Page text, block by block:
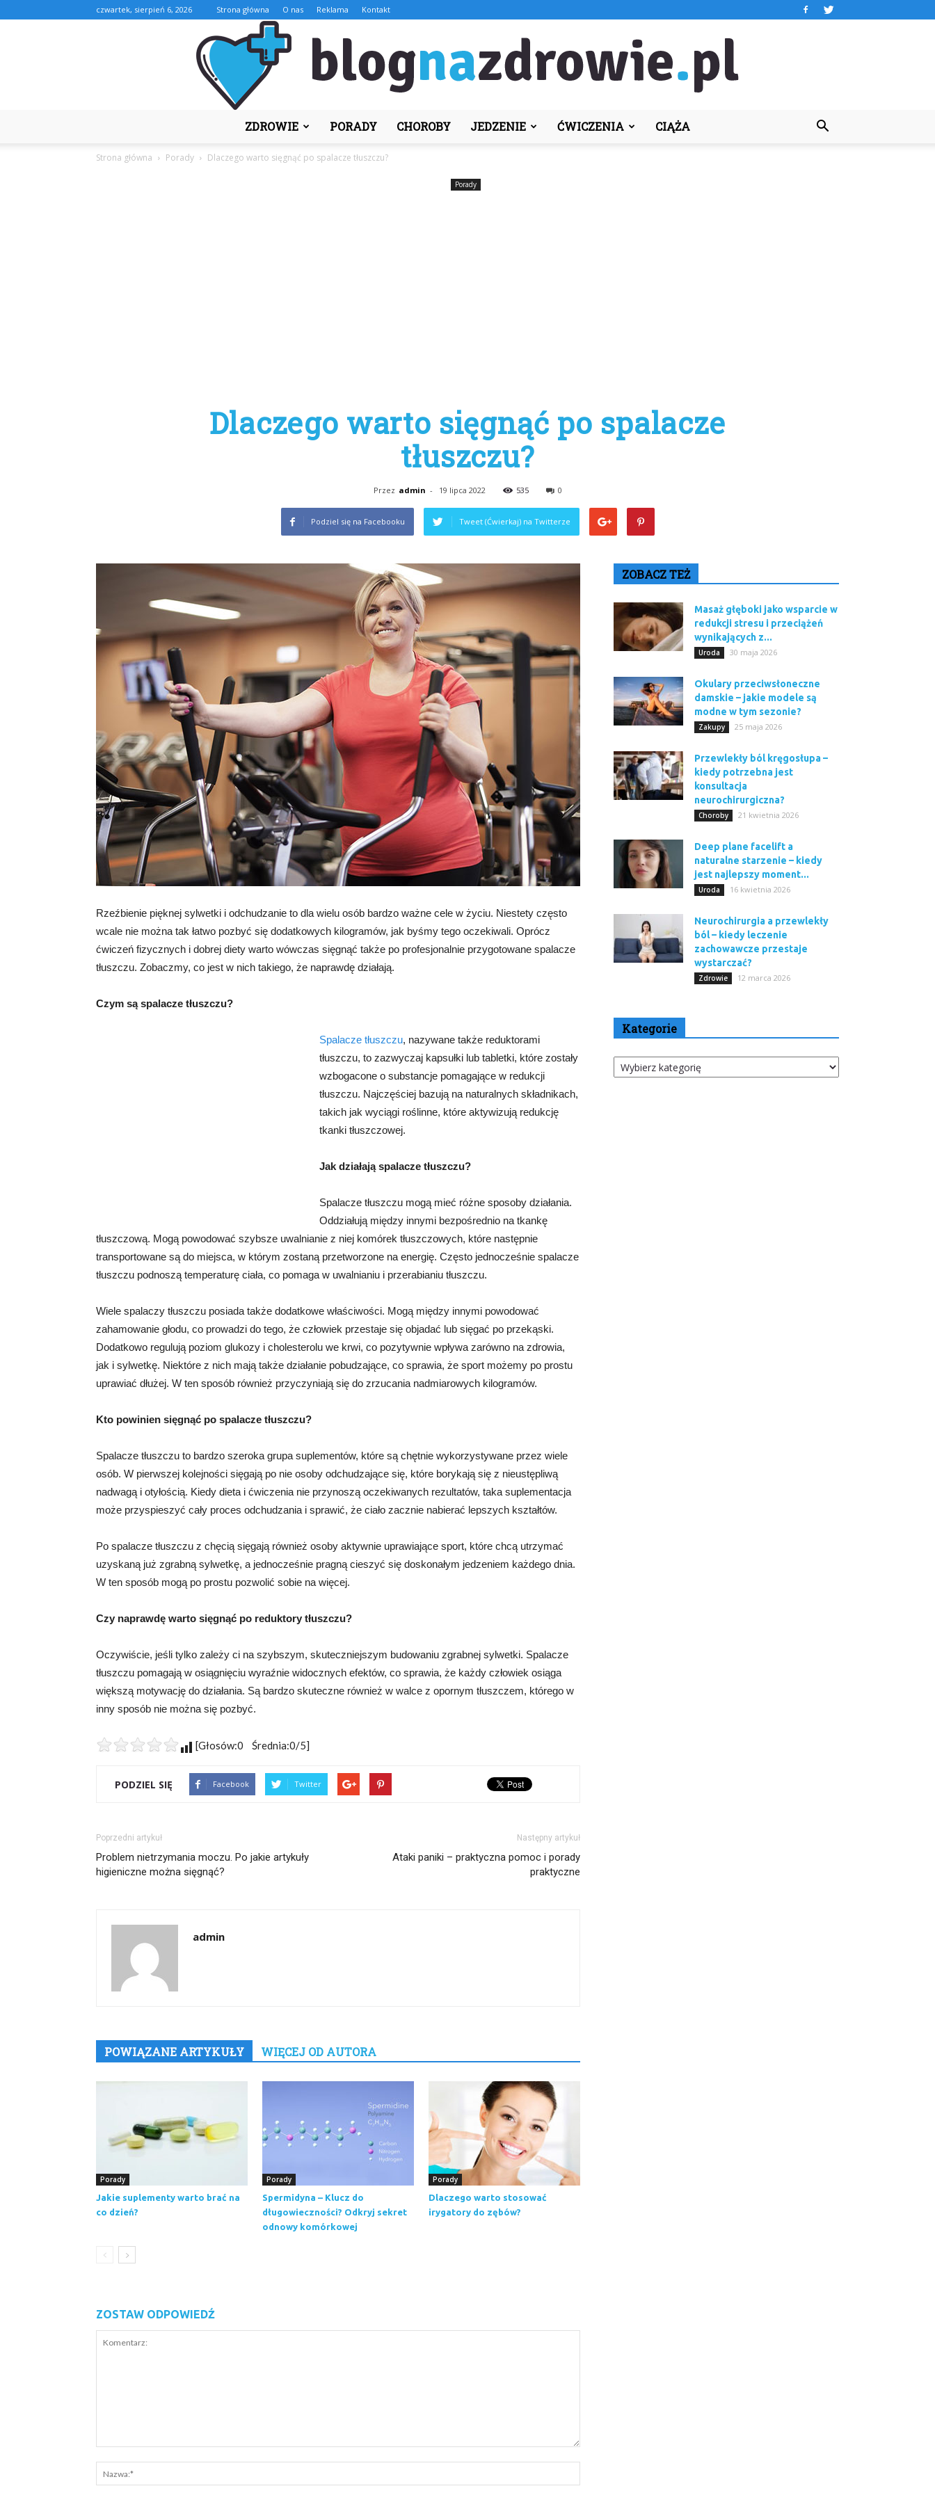
czwartek, sierpień 6, 2026 Strona główna O nas Reklama Kontakt
ZDROWIE PORADY CHOROBY JEDZENIE ĆWICZENIA CIĄŻA
Strona główna Porady Dlaczego warto sięgnąć po spalacze tłuszczu?
Porady
Dlaczego warto sięgnąć po spalacze
tłuszczu?
Przez admin - 19 lipca 2022 535 0
Podziel się na Facebooku Tweet (Ćwierkaj) na Twitterze
Rzeźbienie pięknej sylwetki i odchudzanie to dla wielu osób bardzo ważne cele w życiu. Niestety często
wcale nie można tak łatwo pozbyć się dodatkowych kilogramów, jak byśmy tego oczekiwali. Oprócz
ćwiczeń fizycznych i dobrej diety warto wówczas sięgnąć także po profesjonalnie przygotowane spalacze
tłuszczu. Zobaczmy, co jest w nich takiego, że naprawdę działają.
Czym są spalacze tłuszczu?
Spalacze tłuszczu, nazywane także reduktorami
tłuszczu, to zazwyczaj kapsułki lub tabletki, które zostały
wzbogacone o substancje pomagające w redukcji
tłuszczu. Najczęściej bazują na naturalnych składnikach,
takich jak wyciągi roślinne, które aktywizują redukcję
tkanki tłuszczowej.
Jak działają spalacze tłuszczu?
Spalacze tłuszczu mogą mieć różne sposoby działania.
Oddziałują między innymi bezpośrednio na tkankę
tłuszczową. Mogą powodować szybsze uwalnianie z niej komórek tłuszczowych, które następnie
transportowane są do miejsca, w którym zostaną przetworzone na energię. Często jednocześnie spalacze
tłuszczu podnoszą temperaturę ciała, co pomaga w uwalnianiu i przerabianiu tłuszczu.
Wiele spalaczy tłuszczu posiada także dodatkowe właściwości. Mogą między innymi powodować
zahamowanie głodu, co prowadzi do tego, że człowiek przestaje się objadać lub sięgać po przekąski.
Dodatkowo regulują poziom glukozy i cholesterolu we krwi, co pozytywnie wpływa zarówno na zdrowia,
jak i sylwetkę. Niektóre z nich mają także działanie pobudzające, co sprawia, że sport możemy po prostu
uprawiać dłużej. W ten sposób również przyczyniają się do zrzucania nadmiarowych kilogramów.
Kto powinien sięgnąć po spalacze tłuszczu?
Spalacze tłuszczu to bardzo szeroka grupa suplementów, które są chętnie wykorzystywane przez wiele
osób. W pierwszej kolejności sięgają po nie osoby odchudzające się, które borykają się z nieustępliwą
nadwagą i otyłością. Kiedy dieta i ćwiczenia nie przynoszą oczekiwanych rezultatów, taka suplementacja
może przyspieszyć cały proces odchudzania i sprawić, że ciało zacznie nabierać lepszych kształtów.
Po spalacze tłuszczu z chęcią sięgają również osoby aktywnie uprawiające sport, które chcą utrzymać
uzyskaną już zgrabną sylwetkę, a jednocześnie pragną cieszyć się doskonałym jedzeniem każdego dnia.
W ten sposób mogą po prostu pozwolić sobie na więcej.
Czy naprawdę warto sięgnąć po reduktory tłuszczu?
Oczywiście, jeśli tylko zależy ci na szybszym, skuteczniejszym budowaniu zgrabnej sylwetki. Spalacze
tłuszczu pomagają w osiągnięciu wyraźnie widocznych efektów, co sprawia, że każdy człowiek osiąga
większą motywację do działania. Są bardzo skuteczne również w walce z opornym tłuszczem, którego w
inny sposób nie można się pozbyć.
[Głosów:0 Średnia:0/5]
PODZIEL SIĘ Facebook Twitter
Poprzedni artykuł
Problem nietrzymania moczu. Po jakie artykuły
higieniczne można sięgnąć?
Następny artykuł
Ataki paniki – praktyczna pomoc i porady
praktyczne
admin
POWIĄZANE ARTYKUŁY WIĘCEJ OD AUTORA
Porady
Jakie suplementy warto brać na
co dzień?
Porady
Spermidyna – Klucz do
długowieczności? Odkryj sekret
odnowy komórkowej
Porady
Dlaczego warto stosować
irygatory do zębów?
ZOSTAW ODPOWIEDŹ
ZOBACZ TEŻ
Masaż głęboki jako wsparcie w
redukcji stresu i przeciążeń
wynikających z...
Uroda 30 maja 2026
Okulary przeciwsłoneczne
damskie – jakie modele są
modne w tym sezonie?
Zakupy 25 maja 2026
Przewlekły ból kręgosłupa –
kiedy potrzebna jest
konsultacja
neurochirurgiczna?
Choroby 21 kwietnia 2026
Deep plane facelift a
naturalne starzenie – kiedy
jest najlepszy moment...
Uroda 16 kwietnia 2026
Neurochirurgia a przewlekły
ból – kiedy leczenie
zachowawcze przestaje
wystarczać?
Zdrowie 12 marca 2026
Kategorie
Kategorie